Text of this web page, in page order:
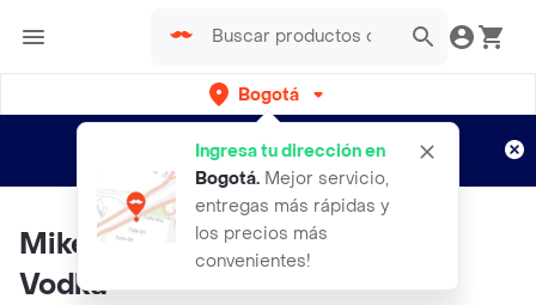
Bogotá
Ingresa tu dirección en
Bogotá. Mejor servicio,
entregas más rápidas y
los precios más
convenientes!
envíos gratis por semanas
Aplican TyC
Mikes Coctel Jugo De Limon Y
Vodka